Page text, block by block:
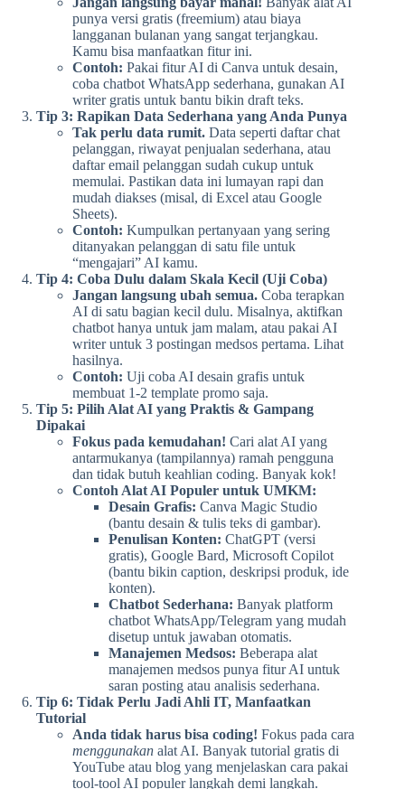
punya versi gratis (freemium) atau biaya
langganan bulanan yang sangat terjangkau.
Kamu bisa manfaatkan fitur ini.
Contoh: Pakai fitur AI di Canva untuk desain,
coba chatbot WhatsApp sederhana, gunakan AI
writer gratis untuk bantu bikin draft teks.
Tip 3: Rapikan Data Sederhana yang Anda Punya
Tak perlu data rumit. Data seperti daftar chat
pelanggan, riwayat penjualan sederhana, atau
daftar email pelanggan sudah cukup untuk
memulai. Pastikan data ini lumayan rapi dan
mudah diakses (misal, di Excel atau Google
Sheets).
Contoh: Kumpulkan pertanyaan yang sering
ditanyakan pelanggan di satu file untuk
“mengajari” AI kamu.
Tip 4: Coba Dulu dalam Skala Kecil (Uji Coba)
Jangan langsung ubah semua. Coba terapkan
AI di satu bagian kecil dulu. Misalnya, aktifkan
chatbot hanya untuk jam malam, atau pakai AI
writer untuk 3 postingan medsos pertama. Lihat
hasilnya.
Contoh: Uji coba AI desain grafis untuk
membuat 1-2 template promo saja.
Tip 5: Pilih Alat AI yang Praktis & Gampang
Dipakai
Fokus pada kemudahan! Cari alat AI yang
antarmukanya (tampilannya) ramah pengguna
dan tidak butuh keahlian coding. Banyak kok!
Contoh Alat AI Populer untuk UMKM:
Desain Grafis: Canva Magic Studio
(bantu desain & tulis teks di gambar).
Penulisan Konten: ChatGPT (versi
gratis), Google Bard, Microsoft Copilot
(bantu bikin caption, deskripsi produk, ide
konten).
Chatbot Sederhana: Banyak platform
chatbot WhatsApp/Telegram yang mudah
disetup untuk jawaban otomatis.
Manajemen Medsos: Beberapa alat
manajemen medsos punya fitur AI untuk
saran posting atau analisis sederhana.
Tip 6: Tidak Perlu Jadi Ahli IT, Manfaatkan
Tutorial
Anda tidak harus bisa coding! Fokus pada cara
menggunakan alat AI. Banyak tutorial gratis di
YouTube atau blog yang menjelaskan cara pakai
tool-tool AI populer langkah demi langkah.